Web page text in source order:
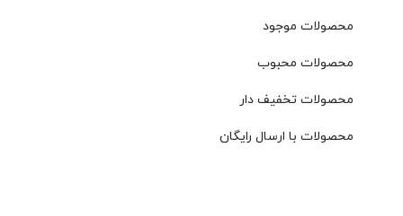
محصولات موجود
محصولات محبوب
محصولات تخفیف دار
محصولات با ارسال رایگان